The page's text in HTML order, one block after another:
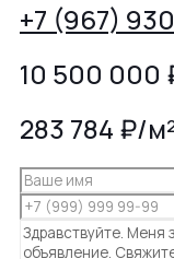
+7 (967)
10 500 000
283 784 ₽/